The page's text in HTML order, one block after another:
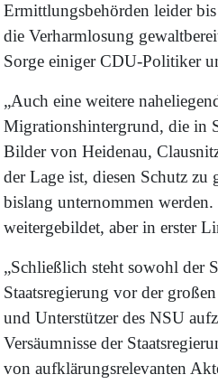
Ermittlungsbehörden leider
die Verharmlosung
Sorge einiger CDU-Politiker
„Auch eine weitere
Migrationshintergrund, die in
Bilder von Heidenau,
der Lage ist, diesen Schutz zu
bislang unternommen
weitergebildet, aber in erster
„Schließlich steht sowohl der
Staatsregierung vor der
und Unterstützer des NSU
Versäumnisse der
von aufklärungsrelevanten